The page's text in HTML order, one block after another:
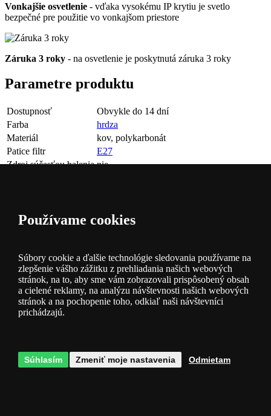
Vonkajšie osvetlenie - vďaka vysokému IP krytiu je svetlo
bezpečné pre použitie vo vonkajšom priestore
Záruka 3 roky - na osvetlenie je poskytnutá záruka 3 roky
Parametre produktu
Dostupnosť
Obvykle do 14 dní
Farba
hrdza
Materiál
kov, polykarbonát
Patice filtr
E27
Zdroj súčasťou balenia nie
Výška [mm]
110
Otázky k produktu
V diskusii zatiaľ nie sú žiadne príspevky, buďte prví!
Meno (nepovinné):
údajov.Podle zákona o ochraně osobních údajů je nutné udělit
Souhlas se zpracováním osobních údajů. Požadované údaje
Používame cookies
Súbory cookie a ďalšie technológie sledovania používame na
zlepšenie vášho zážitku z prehliadania našich webových
stránok, na to, aby sme vám zobrazovali prispôsobený obsah
a cielené reklamy, na analýzu návštevnosti našich webových
stránok a na pochopenie toho, odkiaľ naši návštevníci
prichádzajú.
Súhlasím Zmeniť moje nastavenia Odmietam